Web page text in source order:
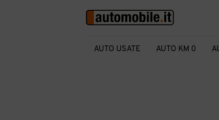
AUTO USATE AUTO KM 0